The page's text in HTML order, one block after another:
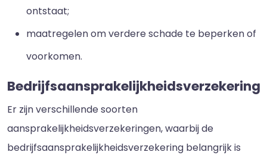
ontstaat;
maatregelen om verdere schade te beperken of
voorkomen.
Bedrijfsaansprakelijkheidsverzekering
Er zijn verschillende soorten
aansprakelijkheidsverzekeringen, waarbij de
bedrijfsaansprakelijkheidsverzekering belangrijk is